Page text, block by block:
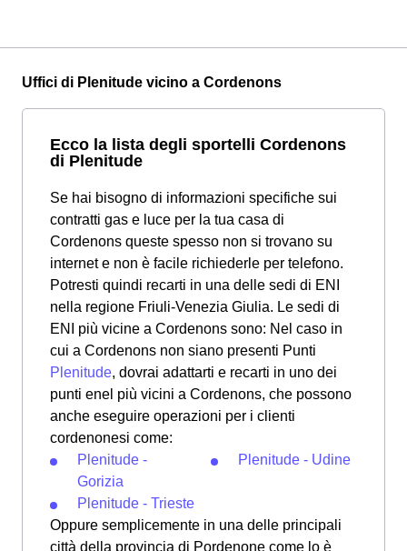
Uffici di Plenitude vicino a Cordenons
Ecco la lista degli sportelli Cordenons
di Plenitude
Se hai bisogno di informazioni specifiche sui
contratti gas e luce per la tua casa di
Cordenons queste spesso non si trovano su
internet e non è facile richiederle per telefono.
Potresti quindi recarti in una delle sedi di ENI
nella regione Friuli-Venezia Giulia. Le sedi di
ENI più vicine a Cordenons sono: Nel caso in
cui a Cordenons non siano presenti Punti
Plenitude, dovrai adattarti e recarti in uno dei
punti enel più vicini a Cordenons, che possono
anche eseguire operazioni per i clienti
cordenonesi come:
Plenitude -
Gorizia
Plenitude - Trieste
Plenitude - Udine
Oppure semplicemente in una delle principali
città della provincia di Pordenone come lo è